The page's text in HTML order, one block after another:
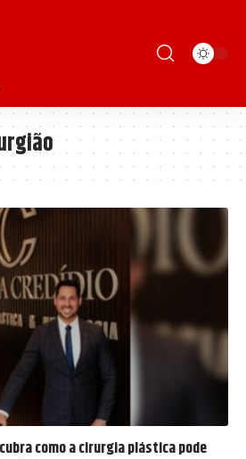
como a cirurgia plástica pode